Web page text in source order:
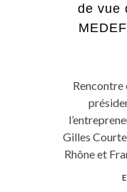
de vue
Rencontre
Gilles
Rhône et